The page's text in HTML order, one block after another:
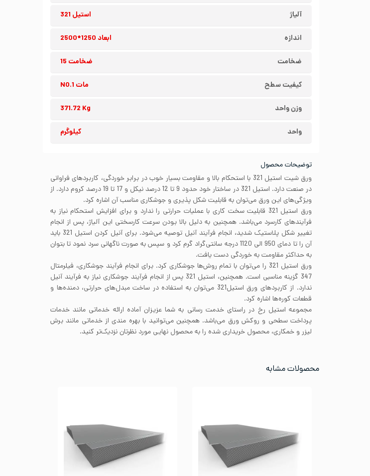
آلیاژ استیل 321
اندازه ابعاد 1250*2500
ضخامت ضخامت 15
کیفیت سطح مات NO.1
وزن واحد 371.72 Kg
واحد کیلوگرم
توضیحات محصول
ورق شیت استیل 321 با استحکام بالا و مقاومت بسیار خوب در برابر خوردگی، کاربردهای فراوانی
در صنعت دارد. استیل 321 در ساختار خود حدود 9 تا 12 درصد نیکل و 17 تا 19 درصد کروم دارد. از
ویژگی‌های این ورق می‌توان به قابلیت شکل پذیری و جوشکاری مناسب آن اشاره کرد.
ورق استیل 321 قابلیت سخت کاری با عملیات حرارتی را ندارد و برای افزایش استحکام نیاز به
فرآیندهای کارسرد می‌باشد. همچنین به دلیل بالا بودن سرعت کارسختی این آلیاژ، پس از انجام
تغییر شکل پلاستیک شدید، انجام فرآیند آنیل توصیه می‌شود. برای آنیل کردن استیل 321 باید
آن را تا دمای 950 الی 1120 درجه سانتی‌گراد گرم کرد و سپس به صورت ناگهانی سرد نمود تا بتوان
به حداکثر مقاومت به خوردگی دست یافت.
ورق استیل 321 را می‌توان با تمام روش‌ها جوشکاری کرد. برای انجام فرآیند جوشکاری، فیلرمتال
347 گزینه مناسبی است. همچنین، استیل 321 پس از انجام فرآیند جوشکاری نیاز به فرآیند آنیل
ندارد. از کاربردهای ورق استیل321 می‌توان به استفاده در ساخت مبدل‌های حرارتی، دمنده‌ها و
قطعات کوره‌ها اشاره کرد.
مجموعه استیل رخ در راستای خدمت رسانی به شما عزیزان آماده ارائه خدماتی مانند خدمات
پرداخت سطحی و روکش ورق می‌باشد. همچنین می‌توانید با بهره مندی از خدماتی مانند برش
لیزر و خمکاری، محصول خریداری شده را به محصول نهایی مورد نظرتان نزدیک‌تر کنید.
محصولات مشابه